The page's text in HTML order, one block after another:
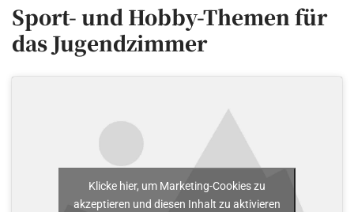
Sport- und Hobby-Themen für
das Jugendzimmer
Klicke hier, um Marketing-Cookies zu
akzeptieren und diesen Inhalt zu aktivieren